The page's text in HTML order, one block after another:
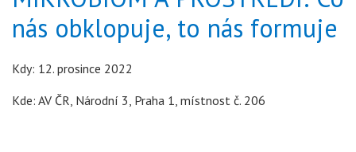
nás obklopuje, to nás formuje
Kdy: 12. prosince 2022
Kde: AV ČR, Národní 3, Praha 1, místnost č. 206